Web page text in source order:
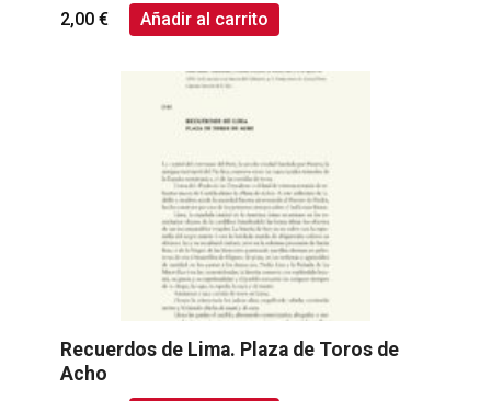
2,00 € Añadir al carrito
Recuerdos de Lima. Plaza de Toros de
Acho